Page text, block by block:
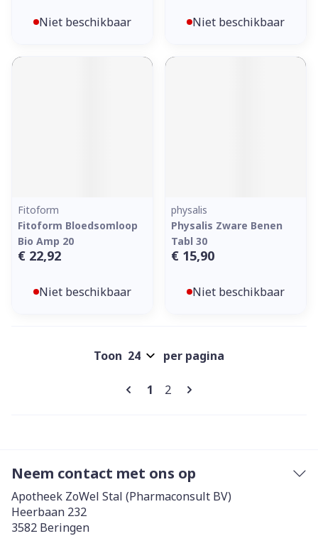
Niet beschikbaar Niet beschikbaar
Fitoform
Fitoform Bloedsomloop
Bio Amp 20
€ 22,92
Niet beschikbaar
physalis
Physalis Zware Benen
Tabl 30
€ 15,90
Niet beschikbaar
Pagina's
U lees momenteel pagina
1 Pagina
2
Toon per pagina
Neem contact met ons op
Apotheek ZoWel Stal (Pharmaconsult BV)
Heerbaan 232
3582 Beringen